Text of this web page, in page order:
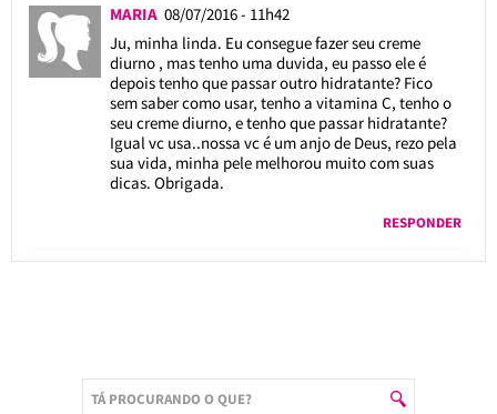
MARIA 08/07/2016 - 11h42
Ju, minha linda. Eu consegue fazer seu creme
diurno , mas tenho uma duvida, eu passo ele é
depois tenho que passar outro hidratante? Fico
sem saber como usar, tenho a vitamina C, tenho o
seu creme diurno, e tenho que passar hidratante?
Igual vc usa..nossa vc é um anjo de Deus, rezo pela
sua vida, minha pele melhorou muito com suas
dicas. Obrigada.
RESPONDER